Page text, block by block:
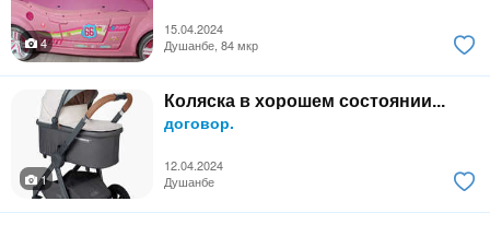
15.04.2024
4
Душанбе, 84 мкр
Коляска в хорошем состоянии...
договор.
12.04.2024
1
Душанбе